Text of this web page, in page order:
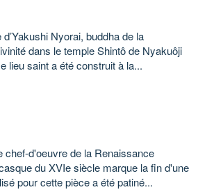
Nyorai, buddha de la
dans le temple Shintô de Nyakuôji
lieu saint a été construit à la...
chef-d'oeuvre de la Renaissance
du XVIe siècle marque la fin d'une
pour cette pièce a été patiné...